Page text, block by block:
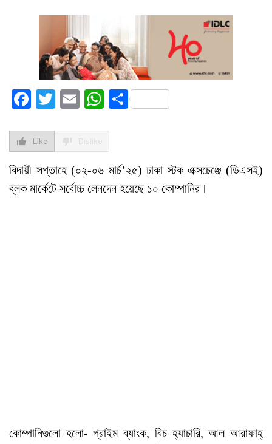
Facebook
Twitter
EmailWhatsApp
Share
Like
বিদায়ী সপ্তাহে (০২-০৬ মার্চ’২৫) ঢাকা স্টক এক্সচেঞ্জে (ডিএসই)
ব্লক মার্কেটে সর্বোচ্চ লেনদেন হয়েছে ১০ কোম্পানির।
কোম্পানিগুলো হলো- প্রাইম ব্যাংক, বিচ হ্যাচারি, আল আরাফাহ্